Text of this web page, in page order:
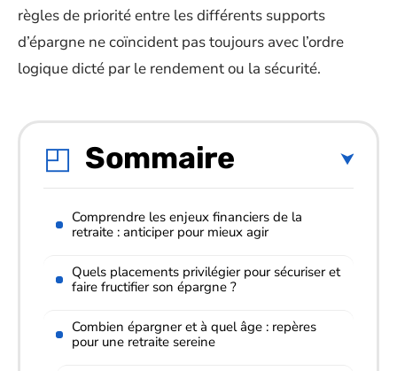
règles de priorité entre les différents supports
d’épargne ne coïncident pas toujours avec l’ordre
logique dicté par le rendement ou la sécurité.
Sommaire
Comprendre les enjeux financiers de la
retraite : anticiper pour mieux agir
Quels placements privilégier pour sécuriser et
faire fructifier son épargne ?
Combien épargner et à quel âge : repères
pour une retraite sereine